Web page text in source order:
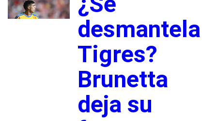
desmantela
Tigres?
Brunetta
deja su